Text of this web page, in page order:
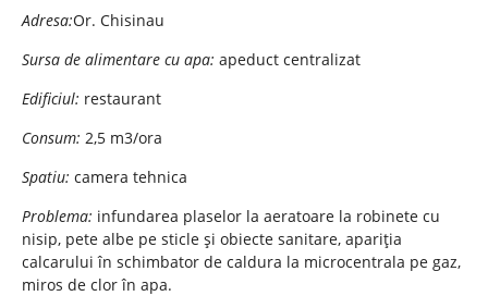
Adresa:Or. Chisinau
Sursa de alimentare cu apa: apeduct centralizat
Edificiul: restaurant
Consum: 2,5 m3/ora
Spatiu: camera tehnica
Problema: infundarea plaselor la aeratoare la robinete cu
nisip, pete albe pe sticle și obiecte sanitare, apariția
calcarului în schimbator de caldura la microcentrala pe gaz,
miros de clor în apa.